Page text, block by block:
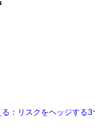
：リスクをヘッジする3